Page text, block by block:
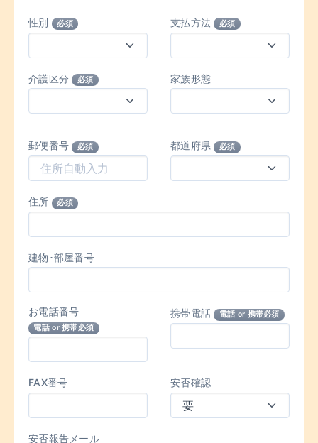
性別 必須 支払方法 必須
介護区分 必須 家族形態
郵便番号 必須 都道府県 必須
住所 必須
建物･部屋番号
お電話番号
電話 or 携帯必須
携帯電話 電話 or 携帯必須
FAX番号 安否確認
安否報告メール